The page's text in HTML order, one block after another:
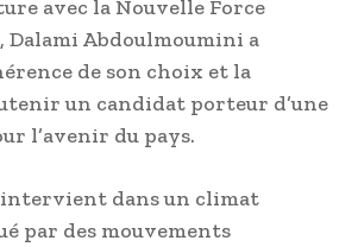
avec la Nouvelle Force
Dalami Abdoulmoumini a
de son choix et la
un candidat porteur d’une
l’avenir du pays.
intervient dans un climat
par des mouvements